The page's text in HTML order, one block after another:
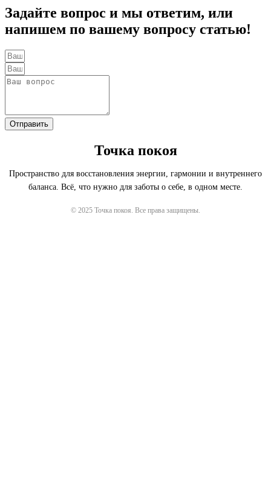
Задайте вопрос и мы ответим, или
напишем по вашему вопросу статью!
Отправить
Точка покоя
Пространство для восстановления энергии, гармонии и внутреннего
баланса. Всё, что нужно для заботы о себе, в одном месте.
© 2025 Точка покоя. Все права защищены.